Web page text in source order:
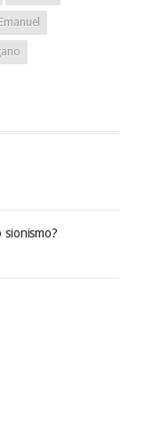
sionismo?